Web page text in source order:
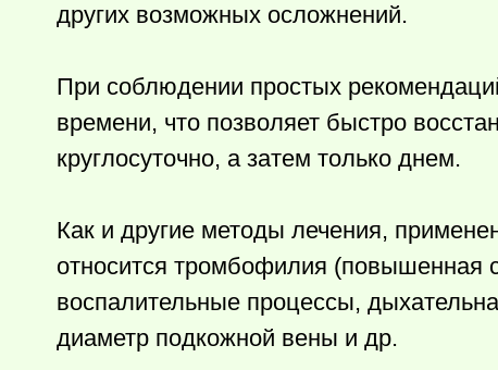
других возможных осложнений.
При соблюдении простых
времени, что позволяет быстро
круглосуточно, а затем только днем.
Как и другие методы лечения,
относится тромбофилия (повышенная
воспалительные процессы,
диаметр подкожной вены и др.